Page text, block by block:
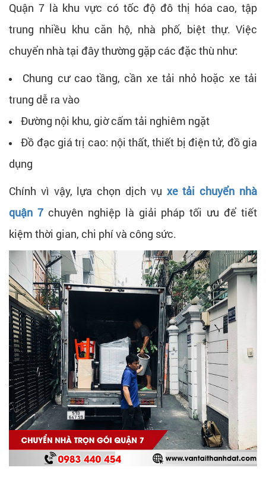
Quận 7 là khu vực có tốc độ đô thị hóa cao, tập
trung nhiều khu căn hộ, nhà phố, biệt thự. Việc
chuyển nhà tại đây thường gặp các đặc thù như:
Chung cư cao tầng, cần xe tải nhỏ hoặc xe tải
trung dễ ra vào
Đường nội khu, giờ cấm tải nghiêm ngặt
Đồ đạc giá trị cao: nội thất, thiết bị điện tử, đồ gia
dụng
Chính vì vậy, lựa chọn dịch vụ xe tải chuyển nhà
quận 7chuyên nghiệp là giải pháp tối ưu để tiết
kiệm thời gian, chi phí và công sức.